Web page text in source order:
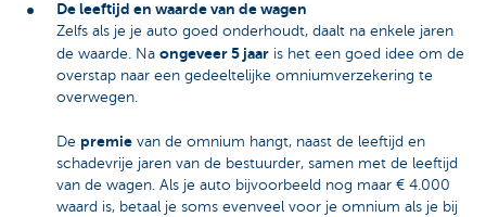
De leeftijd en waarde van de wagen
Zelfs als je je auto goed onderhoudt, daalt na enkele jaren
de waarde. Na ongeveer 5 jaar is het een goed idee om de
overstap naar een gedeeltelijke omniumverzekering te
overwegen.
De premie van de omnium hangt, naast de leeftijd en
schadevrije jaren van de bestuurder, samen met de leeftijd
van de wagen. Als je auto bijvoorbeeld nog maar € 4.000
waard is, betaal je soms evenveel voor je omnium als je bij